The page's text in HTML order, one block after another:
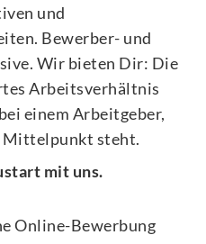
und
Bewerber- und
Wir bieten Dir: Die
Arbeitsverhältnis
einem Arbeitgeber,
Mittelpunkt steht.
mit uns.
Online-Bewerbung